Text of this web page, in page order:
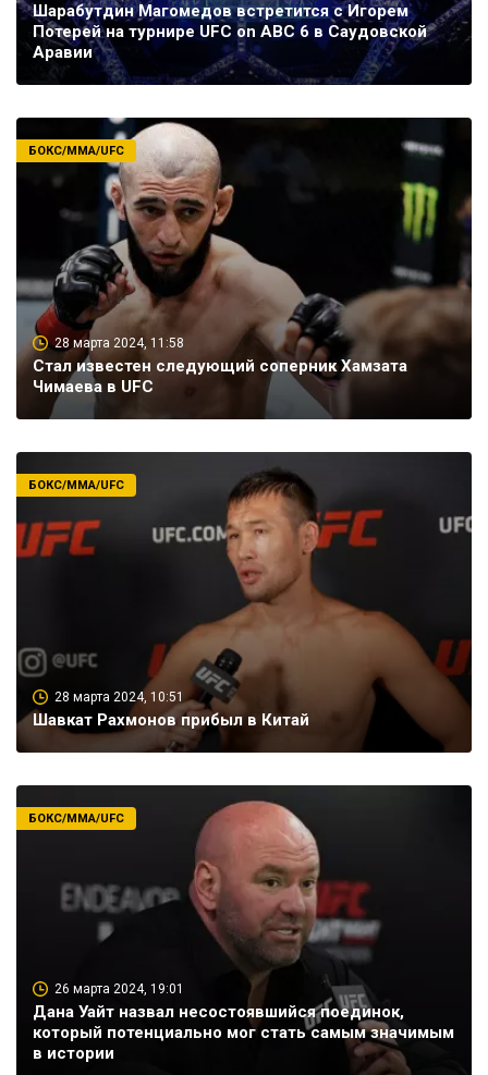
Шарабутдин Магомедов встретится с Игорем
Потерей на турнире UFC on ABC 6 в Саудовской
Аравии
28 марта 2024, 11:58
Стал известен следующий соперник Хамзата
Чимаева в UFC
БОКС/ММА/UFC
28 марта 2024, 10:51
Шавкат Рахмонов прибыл в Китай
БОКС/ММА/UFC
26 марта 2024, 19:01
Дана Уайт назвал несостоявшийся поединок,
который потенциально мог стать самым значимым
в истории
БОКС/ММА/UFC